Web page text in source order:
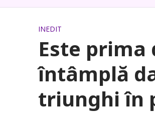
INEDIT
Este prima
întâmplă
triunghi în